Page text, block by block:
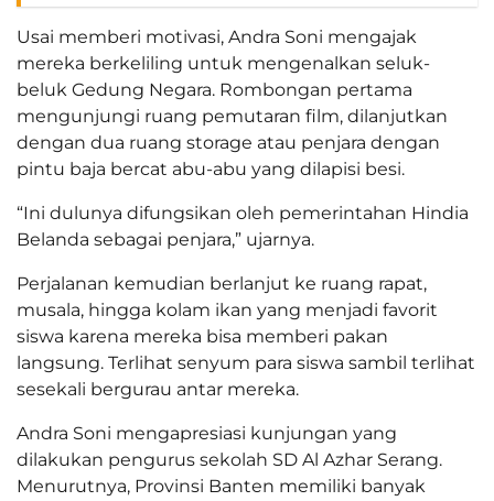
Usai memberi motivasi, Andra Soni mengajak
mereka berkeliling untuk mengenalkan seluk-
beluk Gedung Negara. Rombongan pertama
mengunjungi ruang pemutaran film, dilanjutkan
dengan dua ruang storage atau penjara dengan
pintu baja bercat abu-abu yang dilapisi besi.
“Ini dulunya difungsikan oleh pemerintahan Hindia
Belanda sebagai penjara,” ujarnya.
Perjalanan kemudian berlanjut ke ruang rapat,
musala, hingga kolam ikan yang menjadi favorit
siswa karena mereka bisa memberi pakan
langsung. Terlihat senyum para siswa sambil terlihat
sesekali bergurau antar mereka.
Andra Soni mengapresiasi kunjungan yang
dilakukan pengurus sekolah SD Al Azhar Serang.
Menurutnya, Provinsi Banten memiliki banyak